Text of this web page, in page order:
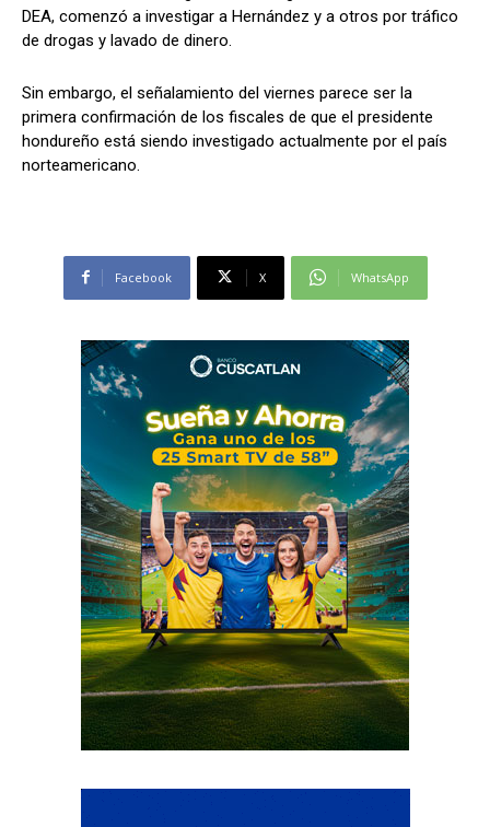
DEA, comenzó a investigar a Hernández y a otros por tráfico
de drogas y lavado de dinero.
Sin embargo, el señalamiento del viernes parece ser la
primera confirmación de los fiscales de que el presidente
hondureño está siendo investigado actualmente por el país
norteamericano.
Facebook X WhatsApp